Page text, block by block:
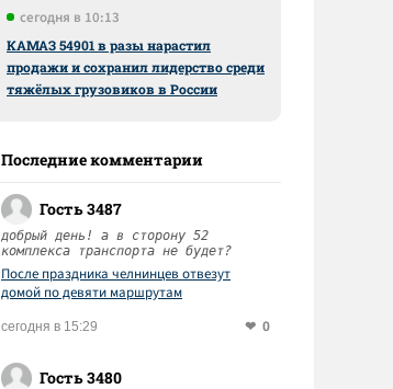
сегодня в 10:13
КАМАЗ 54901 в разы нарастил
продажи и сохранил лидерство среди
тяжёлых грузовиков в России
Последние комментарии
Гость 3487
добрый день! а в сторону 52
комплекса транспорта не будет?
После праздника челнинцев отвезут
домой по девяти маршрутам
сегодня в 15:29 0
Гость 3480